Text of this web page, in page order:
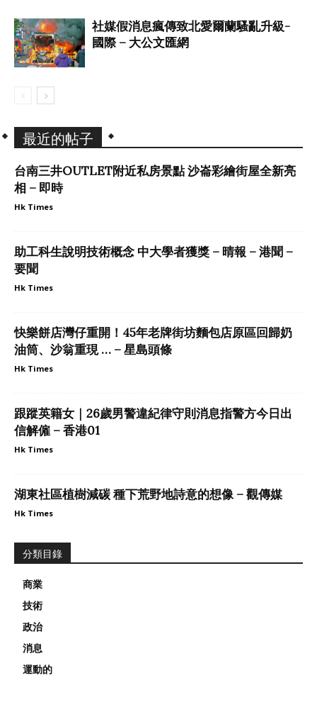
社媒假消息瘋傳致北愛爾蘭騷亂升級-
國際 – 大公文匯網
最近的帖子
台南三井OUTLET附近私房景點 沙崙彩繪街屋全新亮
相 – 即時
Hk Times
助工科生說明技術概念 中大學者獲獎 – 晴報 – 港聞 –
要聞
Hk Times
快樂餅店灣仔重開！45年老牌街坊麵包店原區回歸奶
油筒、沙翁重現 … – 星島頭條
Hk Times
跟蹤英籍女｜26歲男警違紀律守則消息指警方今日出
信解僱 – 香港01
Hk Times
湖東社區植樹減碳 種下荒野地詩意的想像 – 觀傳媒
Hk Times
分類目錄
商業
技術
政治
消息
運動的